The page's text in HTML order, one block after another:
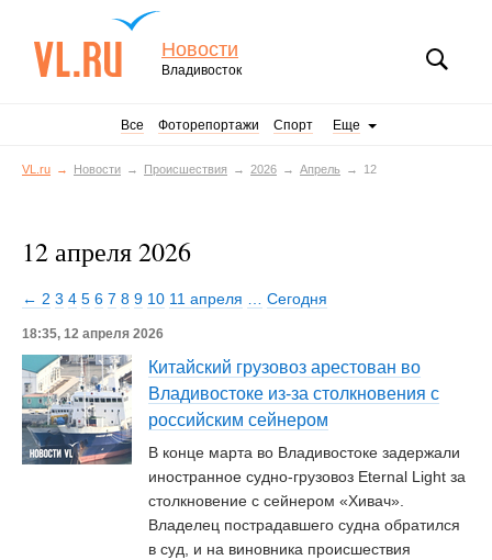
Новости
Владивосток
Все Фоторепортажи Спорт Еще
VL.ru Новости Происшествия 2026 Апрель 12
12 апреля 2026
← 2 3 4 5 6 7 8 9 10 11 апреля Сегодня
18:35, 12 апреля 2026
Китайский грузовоз арестован во
Владивостоке из-за столкновения с
российским сейнером
В конце марта во Владивостоке задержали
иностранное судно-грузовоз Eternal Light за
столкновение с сейнером «Хивач».
Владелец пострадавшего судна обратился
в суд, и на виновника происшествия